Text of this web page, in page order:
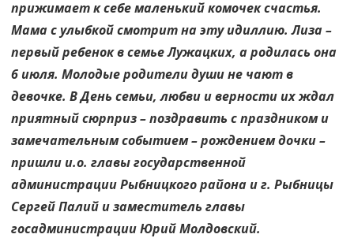
прижимает к себе маленький комочек счастья.
Мама с улыбкой смотрит на эту идиллию. Лиза –
первый ребенок в семье Лужацких, а родилась она
6 июля. Молодые родители души не чают в
девочке. В День семьи, любви и верности их ждал
приятный сюрприз – поздравить с праздником и
замечательным событием – рождением дочки –
пришли и.о. главы государственной
администрации Рыбницкого района и г. Рыбницы
Сергей Палий и заместитель главы
госадминистрации Юрий Молдовский.